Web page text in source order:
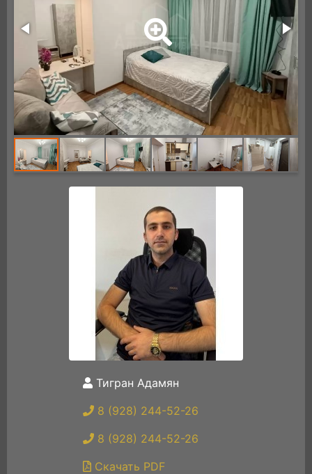
Тигран Адамян
8 (928) 244-52-26
8 (928) 244-52-26
Скачать PDF